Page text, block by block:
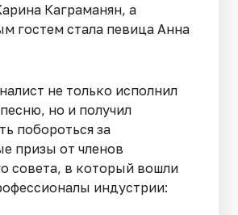
Каграманян, а
гостем стала певица Анна
не только исполнил
но и получил
побороться за
призы от членов
совета, в который вошли
индустрии: